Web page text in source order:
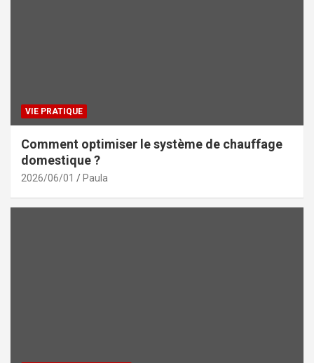
VIE PRATIQUE
Comment optimiser le système de chauffage
domestique ?
2026/06/01 Paula